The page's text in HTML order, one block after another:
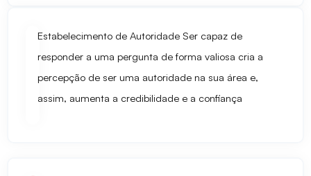
Estabelecimento de Autoridade Ser capaz de
responder a uma pergunta de forma valiosa cria a
percepção de ser uma autoridade na sua área e,
assim, aumenta a credibilidade e a confiança